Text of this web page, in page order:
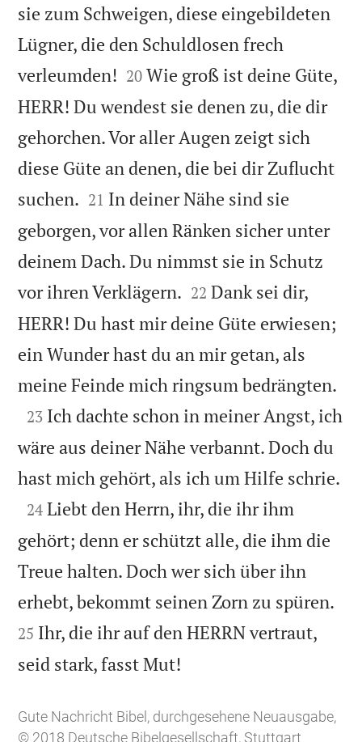
sie zum Schweigen, diese eingebildeten
Lügner, die den Schuldlosen frech
verleumden! 

20 Wie groß ist deine Güte,
HERR! Du wendest sie denen zu, die dir
gehorchen. Vor aller Augen zeigt sich
diese Güte an denen, die bei dir Zuflucht
suchen. 

21 In deiner Nähe sind sie
geborgen, vor allen Ränken sicher unter
deinem Dach. Du nimmst sie in Schutz
vor ihren Verklägern. 

22 Dank sei dir,
HERR! Du hast mir deine Güte erwiesen;
ein Wunder hast du an mir getan, als
meine Feinde mich ringsum bedrängten.

23 Ich dachte schon in meiner Angst, ich
wäre aus deiner Nähe verbannt. Doch du
hast mich gehört, als ich um Hilfe schrie.

24 Liebt den Herrn, ihr, die ihr ihm
gehört; denn er schützt alle, die ihm die
Treue halten. Doch wer sich über ihn
erhebt, bekommt seinen Zorn zu spüren.
25 Ihr, die ihr auf den HERRN vertraut,
seid stark, fasst Mut!
Gute Nachricht Bibel, durchgesehene Neuausgabe,
© 2018 Deutsche Bibelgesellschaft, Stuttgart